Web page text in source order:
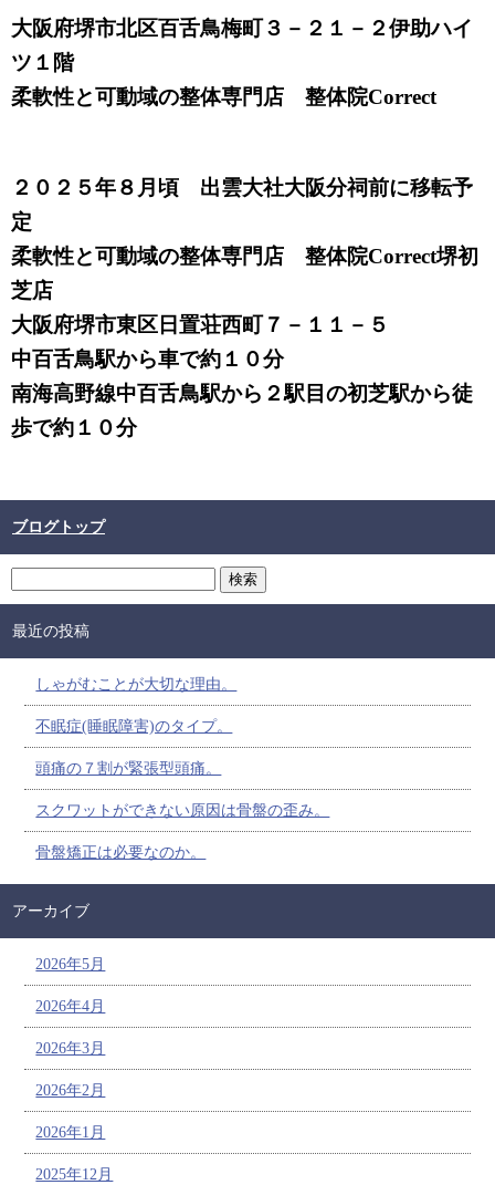
大阪府堺市北区百舌鳥梅町３－２１－２伊助ハイ
ツ１階
柔軟性と可動域の整体専門店 整体院Correct
２０２５年８月頃 出雲大社大阪分祠前に移転予
定
柔軟性と可動域の整体専門店 整体院Correct堺初
芝店
大阪府堺市東区日置荘西町７－１１－５
中百舌鳥駅から車で約１０分
南海高野線中百舌鳥駅から２駅目の初芝駅から徒
歩で約１０分
ブログトップ
最近の投稿
しゃがむことが大切な理由。
不眠症(睡眠障害)のタイプ。
頭痛の７割が緊張型頭痛。
スクワットができない原因は骨盤の歪み。
骨盤矯正は必要なのか。
アーカイブ
2026年5月
2026年4月
2026年3月
2026年2月
2026年1月
2025年12月